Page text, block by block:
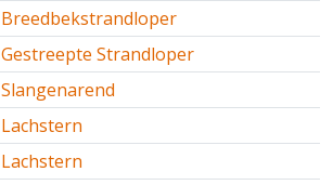
Breedbekstrandloper
Gestreepte Strandloper
Slangenarend
Lachstern
Lachstern